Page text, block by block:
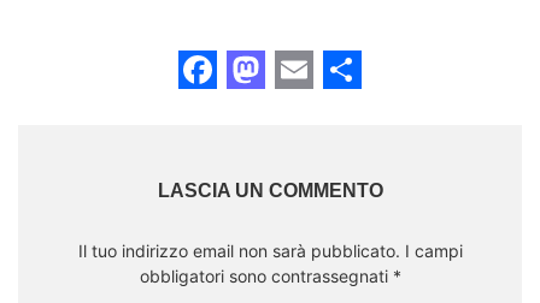
LASCIA UN COMMENTO
Il tuo indirizzo email non sarà pubblicato. I campi
obbligatori sono contrassegnati *